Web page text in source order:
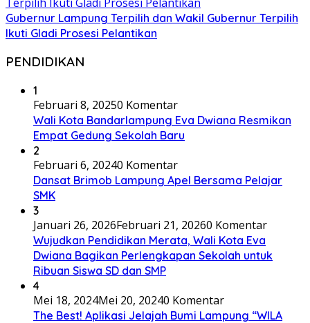
Gubernur Lampung Terpilih dan Wakil Gubernur Terpilih
Ikuti Gladi Prosesi Pelantikan
PENDIDIKAN
1
Februari 8, 20250 Komentar
Wali Kota Bandarlampung Eva Dwiana Resmikan
Empat Gedung Sekolah Baru
2
Februari 6, 20240 Komentar
Dansat Brimob Lampung Apel Bersama Pelajar
SMK
3
Januari 26, 2026Februari 21, 20260 Komentar
Wujudkan Pendidikan Merata, Wali Kota Eva
Dwiana Bagikan Perlengkapan Sekolah untuk
Ribuan Siswa SD dan SMP
4
Mei 18, 2024Mei 20, 20240 Komentar
The Best! Aplikasi Jelajah Bumi Lampung “WILA